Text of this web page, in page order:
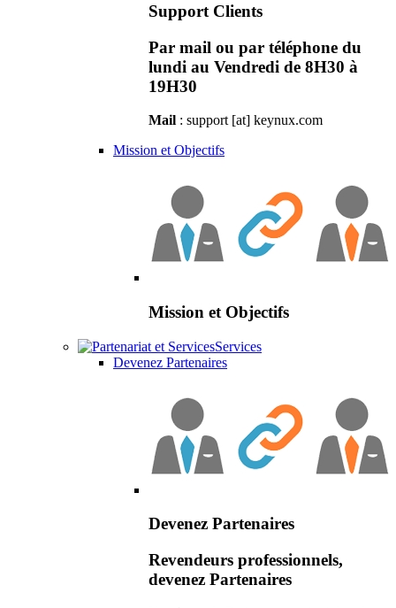
Support Clients
Par mail ou par téléphone du
lundi au Vendredi de 8H30 à
19H30
Mail : support [at] keynux.com
Mission et Objectifs
Mission et Objectifs
Services
Devenez Partenaires
Devenez Partenaires
Revendeurs professionnels,
devenez Partenaires